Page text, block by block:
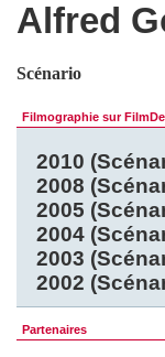
Alfred
Scénario
Filmographie sur
2010
2008
2005
2004
2003
2002
Partenaires